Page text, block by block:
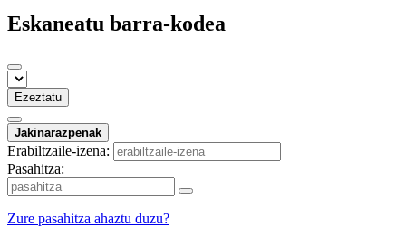
Eskaneatu barra-kodea
Ezeztatu
Jakinarazpenak
Erabiltzaile-izena:
Pasahitza:
Zure pasahitza ahaztu duzu?